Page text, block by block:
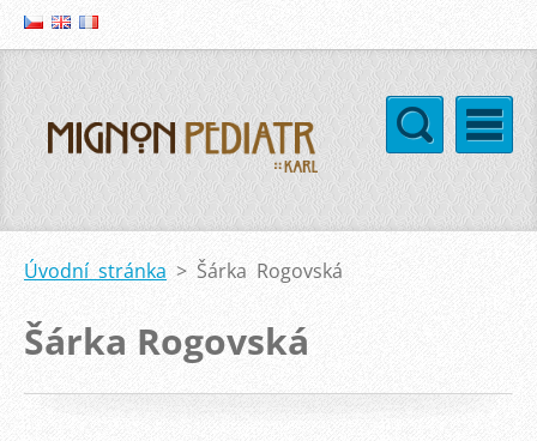
Úvodní stránka > Šárka Rogovská
Šárka Rogovská